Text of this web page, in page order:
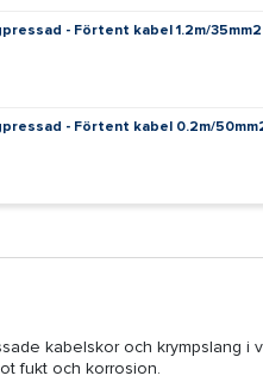
- Förtent kabel 1.2m/
- Förtent kabel 0.2m/
kabelskor och krympslang
fukt och korrosion.